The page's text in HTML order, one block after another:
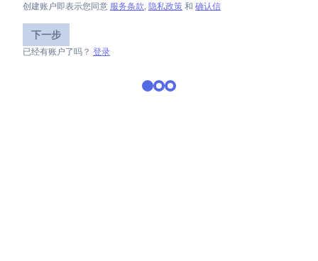
创建账户即表示您同意 服务条款, 隐私政策 和 确认信
下一步
已经有账户了吗？ 登录